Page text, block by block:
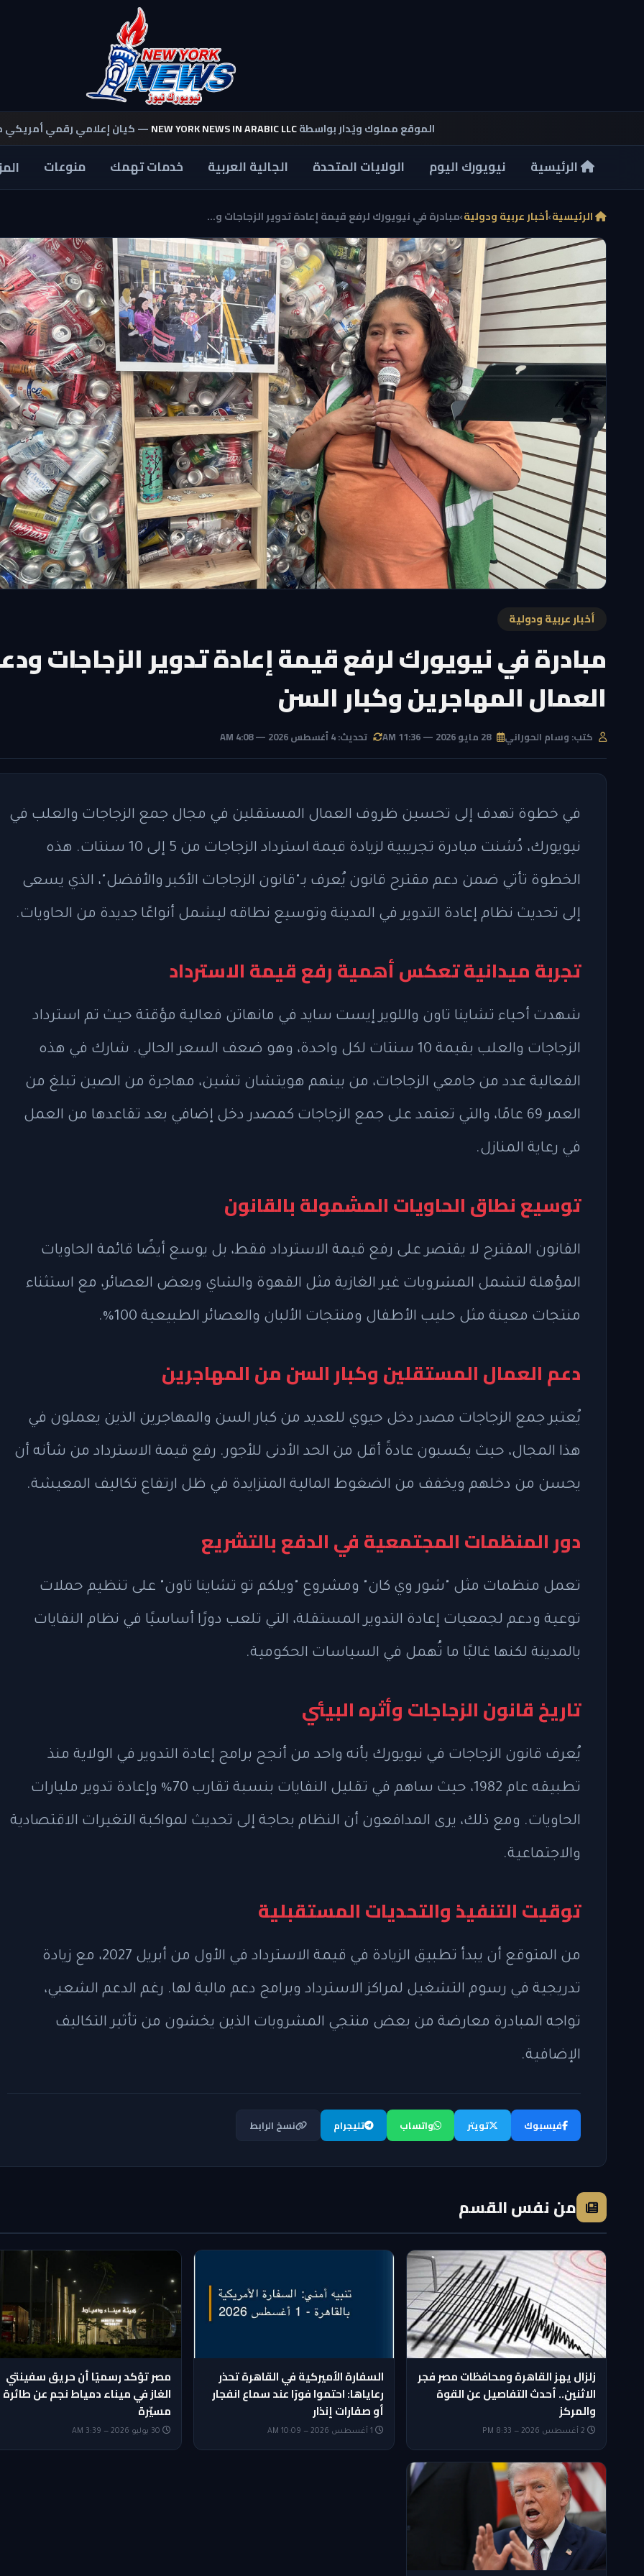
الموقع مملوك ويُدار بواسطةNEW YORK NEWS IN ARABIC LLC— كيان إعلامي رقمي
الرئيسية نيويورك اليوم الولايات المتحدة الجالية العربية خدمات تهمك منوعات
الرئيسية›أخبار عربية ودولية›مبادرة في نيويورك لرفع قيمة إعادة تدوير الزجاجات و...
أخبار عربية ودولية
مبادرة في نيويورك لرفع قيمة إعادة تدوير الزجاجات
العمال المهاجرين وكبار السن
كتب: وسام الحوراني 28 مايو 2026 — 11:36 AM تحديث: 4 أغسطس 2026 — 4:08 AM
في خطوة تهدف إلى تحسين ظروف العمال المستقلين في مجال جمع الزجاجات والعلب في
نيويورك، دُشنت مبادرة تجريبية لزيادة قيمة استرداد الزجاجات من 5 إلى 10 سنتات. هذه
الخطوة تأتي ضمن دعم مقترح قانون يُعرف بـ"قانون الزجاجات الأكبر والأفضل"، الذي يسعى
إلى تحديث نظام إعادة التدوير في المدينة وتوسيع نطاقه ليشمل أنواعًا جديدة من الحاويات.
تجربة ميدانية تعكس أهمية رفع قيمة الاسترداد
شهدت أحياء تشاينا تاون واللوير إيست سايد في مانهاتن فعالية مؤقتة حيث تم استرداد
الزجاجات والعلب بقيمة 10 سنتات لكل واحدة، وهو ضعف السعر الحالي. شارك في هذه
الفعالية عدد من جامعي الزجاجات، من بينهم هويتشان تشين، مهاجرة من الصين تبلغ من
العمر 69 عامًا، والتي تعتمد على جمع الزجاجات كمصدر دخل إضافي بعد تقاعدها من العمل
في رعاية المنازل.
توسيع نطاق الحاويات المشمولة بالقانون
القانون المقترح لا يقتصر على رفع قيمة الاسترداد فقط، بل يوسع أيضًا قائمة الحاويات
المؤهلة لتشمل المشروبات غير الغازية مثل القهوة والشاي وبعض العصائر، مع استثناء
منتجات معينة مثل حليب الأطفال ومنتجات الألبان والعصائر الطبيعية 100%.
دعم العمال المستقلين وكبار السن من المهاجرين
يُعتبر جمع الزجاجات مصدر دخل حيوي للعديد من كبار السن والمهاجرين الذين يعملون في
هذا المجال، حيث يكسبون عادةً أقل من الحد الأدنى للأجور. رفع قيمة الاسترداد من شأنه أن
يحسن من دخلهم ويخفف من الضغوط المالية المتزايدة في ظل ارتفاع تكاليف المعيشة.
دور المنظمات المجتمعية في الدفع بالتشريع
تعمل منظمات مثل "شور وي كان" ومشروع "ويلكم تو تشاينا تاون" على تنظيم حملات
توعية ودعم لجمعيات إعادة التدوير المستقلة، التي تلعب دورًا أساسيًا في نظام النفايات
بالمدينة لكنها غالبًا ما تُهمل في السياسات الحكومية.
تاريخ قانون الزجاجات وأثره البيئي
يُعرف قانون الزجاجات في نيويورك بأنه واحد من أنجح برامج إعادة التدوير في الولاية منذ
تطبيقه عام 1982، حيث ساهم في تقليل النفايات بنسبة تقارب 70% وإعادة تدوير مليارات
الحاويات. ومع ذلك، يرى المدافعون أن النظام بحاجة إلى تحديث لمواكبة التغيرات الاقتصادية
والاجتماعية.
توقيت التنفيذ والتحديات المستقبلية
من المتوقع أن يبدأ تطبيق الزيادة في قيمة الاسترداد في الأول من أبريل 2027، مع زيادة
تدريجية في رسوم التشغيل لمراكز الاسترداد وبرامج دعم مالية لها. رغم الدعم الشعبي،
تواجه المبادرة معارضة من بعض منتجي المشروبات الذين يخشون من تأثير التكاليف
الإضافية.
فيسبوك تويتر واتساب تليجرام نسخ الرابط
من نفس القسم
زلزال يهز القاهرة ومحافظات مصر فجر
الاثنين.. أحدث التفاصيل عن القوة
والمركز
السفارة الأميركية في القاهرة تحذر
رعاياها: احتموا فورًا عند سماع انفجار
أو صفارات إنذار
مصر تؤكد رسميًا أن حريق سفينتي
الغاز في ميناء دمياط نجم عن طائرة
مسيّرة
30 يوليو 2026 — 3:39 AM